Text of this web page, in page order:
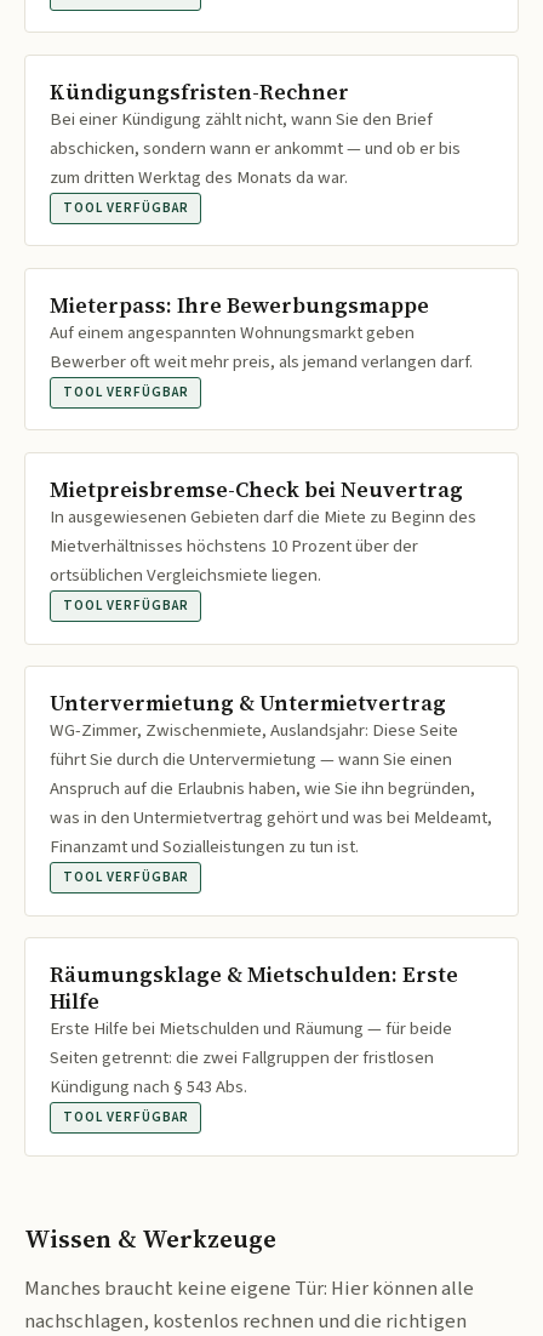
Kündigungsfristen-Rechner
Bei einer Kündigung zählt nicht, wann Sie den Brief
abschicken, sondern wann er ankommt — und ob er bis
zum dritten Werktag des Monats da war.
TOOL VERFÜGBAR
Mieterpass: Ihre Bewerbungsmappe
Auf einem angespannten Wohnungsmarkt geben
Bewerber oft weit mehr preis, als jemand verlangen darf.
TOOL VERFÜGBAR
Mietpreisbremse-Check bei Neuvertrag
In ausgewiesenen Gebieten darf die Miete zu Beginn des
Mietverhältnisses höchstens 10 Prozent über der
ortsüblichen Vergleichsmiete liegen.
TOOL VERFÜGBAR
Untervermietung & Untermietvertrag
WG-Zimmer, Zwischenmiete, Auslandsjahr: Diese Seite
führt Sie durch die Untervermietung — wann Sie einen
Anspruch auf die Erlaubnis haben, wie Sie ihn begründen,
was in den Untermietvertrag gehört und was bei Meldeamt,
Finanzamt und Sozialleistungen zu tun ist.
TOOL VERFÜGBAR
Räumungsklage & Mietschulden: Erste
Hilfe
Erste Hilfe bei Mietschulden und Räumung — für beide
Seiten getrennt: die zwei Fallgruppen der fristlosen
Kündigung nach § 543 Abs.
TOOL VERFÜGBAR
Wissen & Werkzeuge
Manches braucht keine eigene Tür: Hier können alle
nachschlagen, kostenlos rechnen und die richtigen